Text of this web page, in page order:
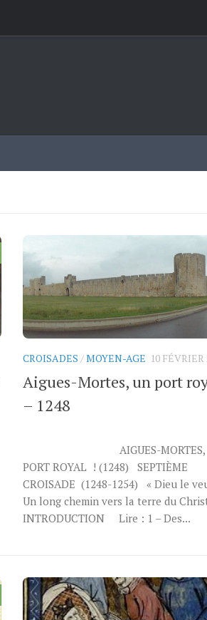
CROISADES /MOYEN-AGE 10 FÉVRIER
Aigues-Mortes, un port
– 1248
AIGUES-MORTES,
PORT ROYAL ! (1248) SEPTIÈME
CROISADE (1248-1254) « Dieu le
Un long chemin vers la terre du
INTRODUCTION Lire : 1 – Des...